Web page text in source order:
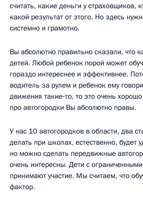
считать, какие деньги у страховщиков,
какой результат от этого. Но здесь
системно и грамотно.
Вы абсолютно правильно сказали, что
детей. Любой ребенок порой может
гораздо интереснее и эффективнее.
водитель за рулем и ребенок ему
движения такие‑то, то это очень
про автогородки Вы абсолютно правы.
У нас 10 автогородков в области, два
делать при школах, естественно, будет
но можно сделать передвижные
очень интересны. Дети с
принимают участие. Мы считаем, что
фактор.